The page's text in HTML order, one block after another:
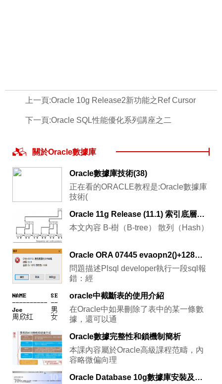
上一頁:Oracle 10g Release2新功能之Ref Cursor
下一頁:Oracle SQL性能優化系列講座之二
關於Oracle數據庫
Oracle數據庫技術(38)
正在看的ORACLE教程是:Oracle數據庫
技術(
Oracle 11g Release (11.1) 索引底層的數據結構
本文內容 B-樹（B-tree） 散列（Hash）
Oracle ORA 07445 evaopn2()+128錯誤問題的解決方案
問題描述Plsql developer執行一段sql報
錯：經
oracle中截斷表的使用介紹
在Oracle中如果刪除了表中的某一條數
據，還可以通
Oracle數據完整性和鎖機制簡析
本課內容屬於Oracle高級課程范疇，內
容略微偏向理
Oracle Database 10g數據庫安裝及配置教程